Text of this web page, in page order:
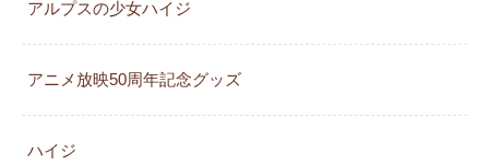
アルプスの少女ハイジ
アニメ放映50周年記念グッズ
ハイジ